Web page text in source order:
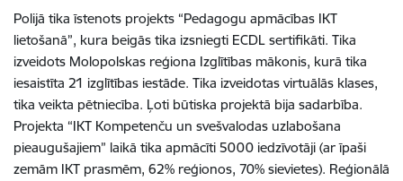
Polijā tika īstenots projekts “Pedagogu apmācības IKT
lietošanā”, kura beigās tika izsniegti ECDL sertifikāti. Tika
izveidots Molopolskas reģiona Izglītības mākonis, kurā tika
iesaistīta 21 izglītības iestāde. Tika izveidotas virtuālās klases,
tika veikta pētniecība. Ļoti būtiska projektā bija sadarbība.
Projekta “IKT Kompetenču un svešvalodas uzlabošana
pieaugušajiem” laikā tika apmācīti 5000 iedzīvotāji (ar īpaši
zemām IKT prasmēm, 62% reģionos, 70% sievietes). Reģionālā